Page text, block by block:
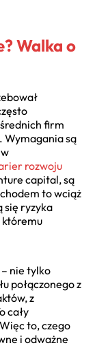
Walka o
firm
Wymagania są
rozwoju
capital, są
to wciąż
się ryzyka
któremu
nie tylko
połączonego z
z
cały
to, czego
i odważne